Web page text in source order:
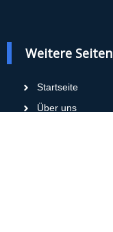
Weitere Seiten
Startseite
Über uns